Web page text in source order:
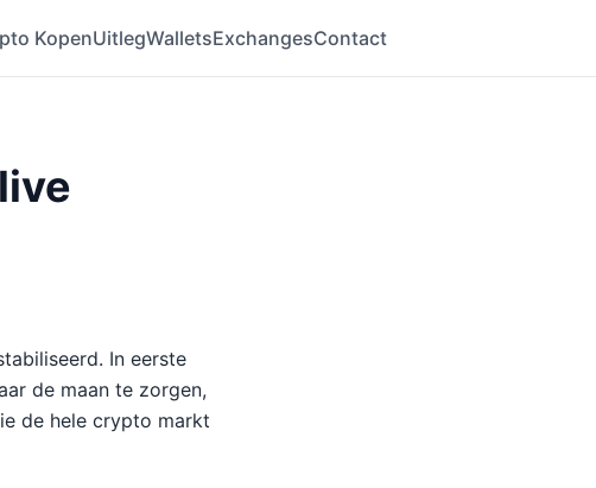
KopenUitlegWalletsExchangesContact
In eerste
de maan te zorgen,
de hele crypto markt